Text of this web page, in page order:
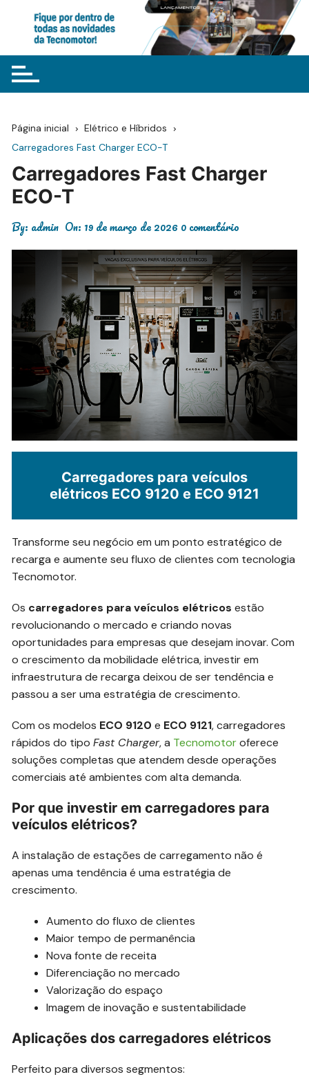
conteúdo
Página inicial
Elétrico e Híbridos
Carregadores Fast Charger ECO-T
Carregadores Fast Charger
ECO-T
By: admin On: 19 de março de 20260 comentário
Carregadores para veículos
elétricos ECO 9120 e ECO 9121
Transforme seu negócio em um ponto estratégico de
recarga e aumente seu fluxo de clientes com tecnologia
Tecnomotor.
Os carregadores para veículos elétricos estão
revolucionando o mercado e criando novas
oportunidades para empresas que desejam inovar. Com
o crescimento da mobilidade elétrica, investir em
infraestrutura de recarga deixou de ser tendência e
passou a ser uma estratégia de crescimento.
Com os modelos ECO 9120 e ECO 9121, carregadores
rápidos do tipoFast Charger, a Tecnomotoroferece
soluções completas que atendem desde operações
comerciais até ambientes com alta demanda.
Por que investir em carregadores para
veículos elétricos?
A instalação de estações de carregamento não é
apenas uma tendência é uma estratégia de
crescimento.
Aumento do fluxo de clientes
Maior tempo de permanência
Nova fonte de receita
Diferenciação no mercado
Valorização do espaço
Imagem de inovação e sustentabilidade
Aplicações dos carregadores elétricos
Perfeito para diversos segmentos: